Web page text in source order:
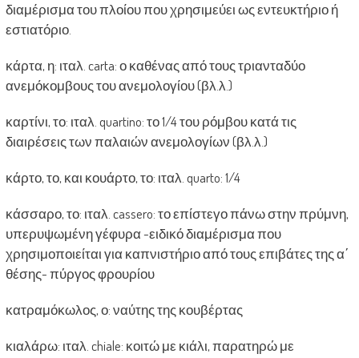
διαμέρισμα του πλοίου που χρησιμεύει ως εντευκτήριο ή
εστιατόριο.
κάρτα, η: ιταλ. carta: ο καθένας από τους τριανταδύο
ανεμόκομβους του ανεμολογίου (βλ.λ.)
καρτίνι, το: ιταλ. quartino: το 1/4 του ρόμβου κατά τις
διαιρέσεις των παλαιών ανεμολογίων (βλ.λ.)
κάρτο, το, και κουάρτο, το: ιταλ. quarto: 1/4
κάσσαρο, το: ιταλ. cassero: το επίστεγο πάνω στην πρύμνη,
υπερυψωμένη γέφυρα -ειδικό διαμέρισμα που
χρησιμοποιείται για καπνιστήριο από τους επιβάτες της α΄
θέσης- πύργος φρουρίου
κατραμόκωλος, ο: ναύτης της κουβέρτας
κιαλάρω: ιταλ. chiale: κοιτώ με κιάλι, παρατηρώ με